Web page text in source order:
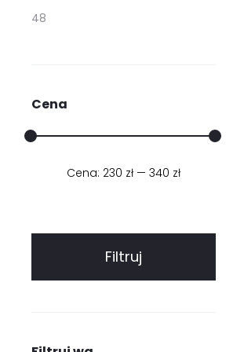
48
Cena
Cena
Cena
Filtruj
Cena: 230 zł— 340 zł